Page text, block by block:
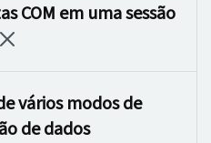
COM em uma sessão
vários modos de
de dados